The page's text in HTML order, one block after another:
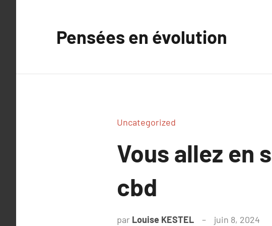
Pensées en évolution
Uncategorized
Vous allez en
cbd
par Louise KESTEL juin 8, 2024